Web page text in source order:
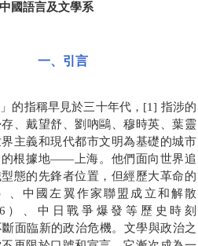
國語言及文學系
一、引言
的指稱早見於三十年代，[1] 指涉的
、戴望舒、劉吶鷗、穆時英、葉靈
主義和現代都市文明為基礎的城市
根據地——上海。他們面向世界追
態的先鋒者位置，但經歷大革命的
、中國左翼作家聯盟成立和解散
）、中日戰爭爆發等歷史時刻
斷面臨新的政治危機。文學與政治之